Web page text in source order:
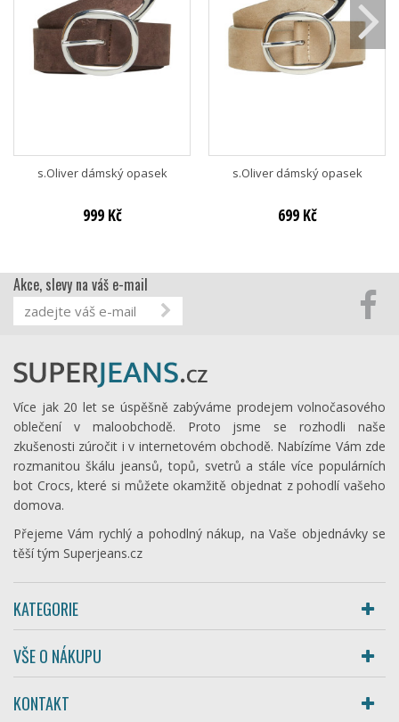
s.Oliver dámský opasek
999 Kč
s.Oliver dámský opasek
699 Kč
Akce, slevy na váš e-mail
Více jak 20 let se úspěšně zabýváme prodejem volnočasového
oblečení v maloobchodě. Proto jsme se rozhodli naše
zkušenosti zúročit i v internetovém obchodě. Nabízíme Vám zde
rozmanitou škálu jeansů, topů, svetrů a stále více populárních
bot Crocs, které si můžete okamžitě objednat z pohodlí vašeho
domova.
Přejeme Vám rychlý a pohodlný nákup, na Vaše objednávky se
těší tým Superjeans.cz
KATEGORIE
VŠE O NÁKUPU
KONTAKT